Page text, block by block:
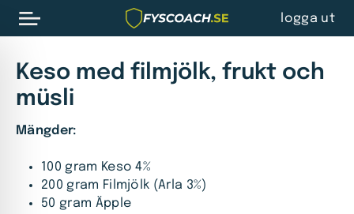
logga ut
Keso med filmjölk, frukt och
müsli
Mängder:
100 gram Keso 4%
200 gram Filmjölk (Arla 3%)
50 gram Äpple